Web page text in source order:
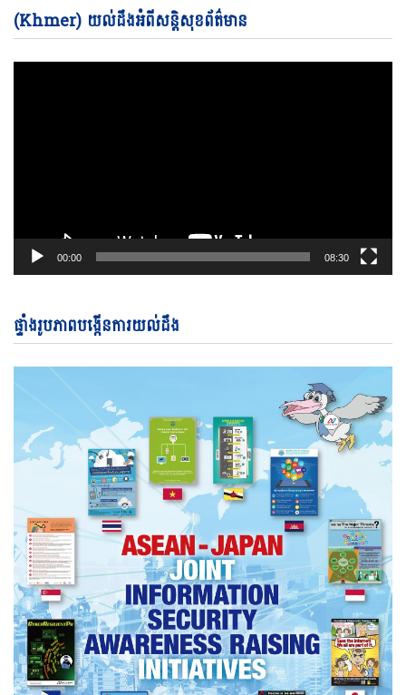
(Khmer) យល់ដឹងអំពីសន្តិសុខព័ត៌មាន
00:00 08:30
ផ្ទាំងរូបភាពបង្កើនការយល់ដឹង